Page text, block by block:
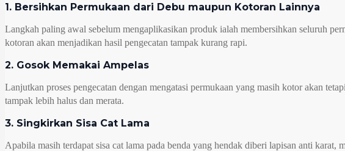
1. Bersihkan Permukaan dari Debu maupun Kotoran Lainnya
Langkah paling awal sebelum mengaplikasikan produk ialah membersihkan seluruh
kotoran akan menjadikan hasil pengecatan tampak kurang rapi.
2. Gosok Memakai Ampelas
Lanjutkan proses pengecatan dengan mengatasi permukaan yang masih kotor akan
tampak lebih halus dan merata.
3. Singkirkan Sisa Cat Lama
Apabila masih terdapat sisa cat lama pada benda yang hendak diberi lapisan anti